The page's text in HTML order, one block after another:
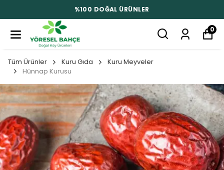
%100 DOĞAL ÜRÜNLER
0
Tüm Ürünler Kuru Gıda
Kuru Meyveler
Hünnap Kurusu